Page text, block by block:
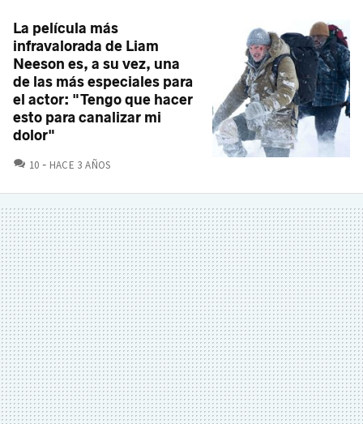
La película más
infravalorada de Liam
Neeson es, a su vez, una
de las más especiales para
el actor: "Tengo que hacer
esto para canalizar mi
dolor"
10 COMENTARIOS
HACE 3 AÑOS